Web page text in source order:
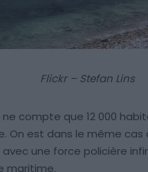
Flickr – Stefan Lins
compte que 12 000
On est dans le même cas
une force policière
maritime.